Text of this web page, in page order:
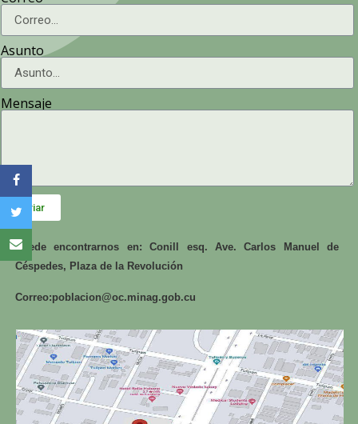
Asunto
Mensaje
Enviar
Puede encontrarnos en: Conill esq. Ave. Carlos Manuel de
Céspedes, Plaza de la Revolución
Correo:poblacion@oc.minag.gob.cu